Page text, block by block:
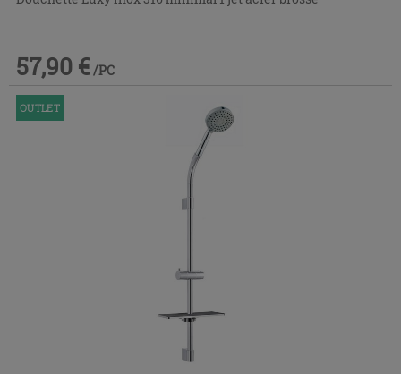
57,90 € /PC
OUTLET